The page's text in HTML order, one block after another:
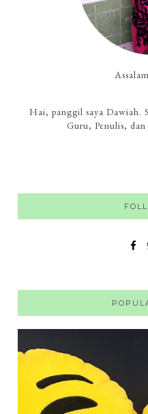
Hai, panggil saya Dawiah.
Guru, Penulis,